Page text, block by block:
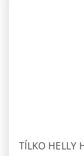
TÍLKO HELLY